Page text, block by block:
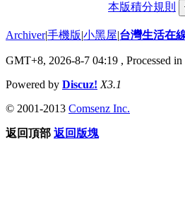
本版積分規則
Archiver|手機版|小黑屋|台灣生活在
GMT+8, 2026-8-7 04:19 , Processed
Powered by Discuz! X3.1
© 2001-2013 Comsenz Inc.
返回頂部 返回版塊